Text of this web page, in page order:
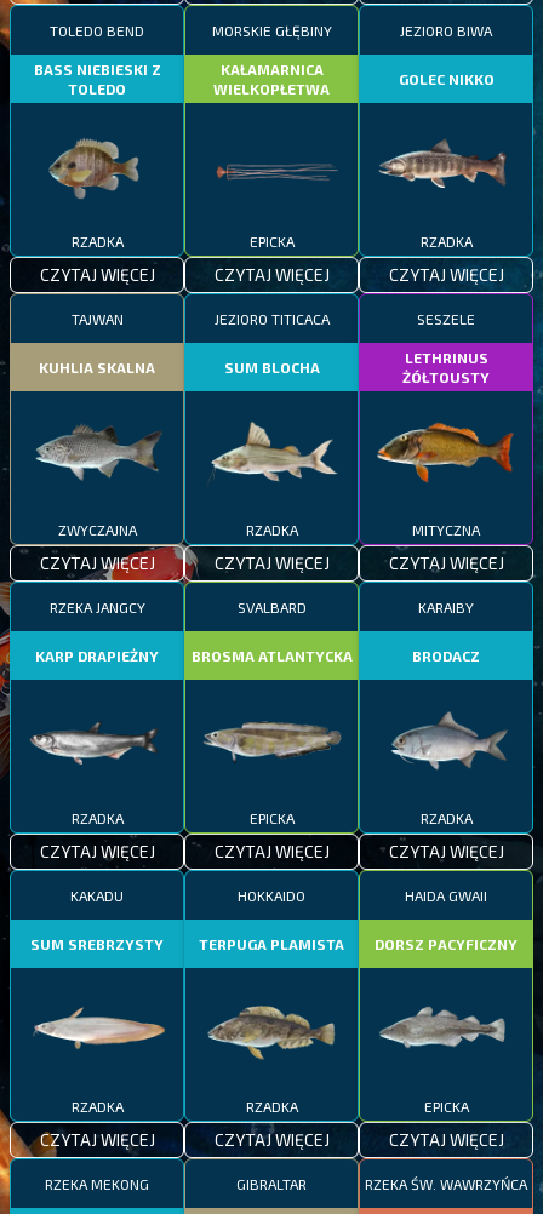
TOLEDO BEND
BASS NIEBIESKI Z
TOLEDO
RZADKA
CZYTAJ WIĘCEJ
MORSKIE GŁĘBINY
KAŁAMARNICA
WIELKOPŁETWA
EPICKA
CZYTAJ WIĘCEJ
JEZIORO BIWA
GOLEC NIKKO
RZADKA
CZYTAJ WIĘCEJ
TAJWAN
KUHLIA SKALNA
ZWYCZAJNA
CZYTAJ WIĘCEJ
JEZIORO TITICACA
SUM BLOCHA
RZADKA
CZYTAJ WIĘCEJ
SESZELE
LETHRINUS
ŻÓŁTOUSTY
MITYCZNA
CZYTAJ WIĘCEJ
RZEKA JANGCY
KARP DRAPIEŻNY
RZADKA
CZYTAJ WIĘCEJ
SVALBARD
BROSMA ATLANTYCKA
EPICKA
CZYTAJ WIĘCEJ
KARAIBY
BRODACZ
RZADKA
CZYTAJ WIĘCEJ
KAKADU
SUM SREBRZYSTY
RZADKA
CZYTAJ WIĘCEJ
HOKKAIDO
TERPUGA PLAMISTA
RZADKA
CZYTAJ WIĘCEJ
HAIDA GWAII
DORSZ PACYFICZNY
EPICKA
CZYTAJ WIĘCEJ
RZEKA MEKONG GIBRALTAR RZEKA ŚW. WAWRZYŃCA